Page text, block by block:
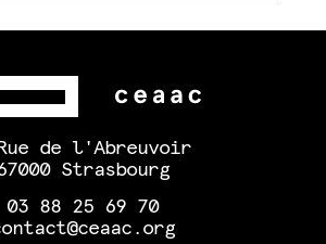
de l'Abreuvoir
Strasbourg
03 88 25 69 70